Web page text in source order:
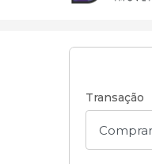
Transação